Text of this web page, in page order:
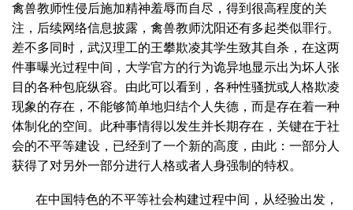
禽兽教师性侵后施加精神羞辱而自尽，得到很高程度的关
注，后续网络信息披露，禽兽教师沈阳还有多起类似罪行。
差不多同时，武汉理工的王攀欺凌其学生致其自杀，在这两
件事曝光过程中间，大学官方的行为诡异地显示出为坏人张
目的各种包庇纵容。由此可以看到，各种性骚扰或人格欺凌
现象的存在，不能够简单地归结个人失德，而是存在着一种
体制化的空间。此种事情得以发生并长期存在，关键在于社
会的不平等建设，已经到了一个新的高度，由此：一部分人
获得了对另外一部分进行人格或者人身强制的特权。
在中国特色的不平等社会构建过程中间，从经验出发，